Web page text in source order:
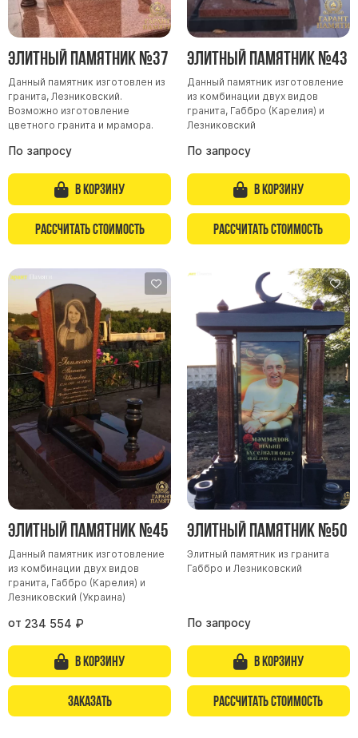
Элитный памятник №37
Данный памятник изготовлен из
гранита, Лезниковский.
Возможно изготовление
цветного гранита и мрамора.
По запросу
В корзину
Рассчитать стоимость
Элитный памятник №43
Данный памятник изготовление
из комбинации двух видов
гранита, Габбро (Карелия) и
Лезниковский
По запросу
В корзину
Рассчитать стоимость
Элитный памятник №45
Данный памятник изготовление
из комбинации двух видов
гранита, Габбро (Карелия) и
Лезниковский (Украина)
от 234 554 ₽
В корзину
Заказать
Элитный памятник №50
Элитный памятник из гранита
Габбро и Лезниковский
По запросу
В корзину
Рассчитать стоимость